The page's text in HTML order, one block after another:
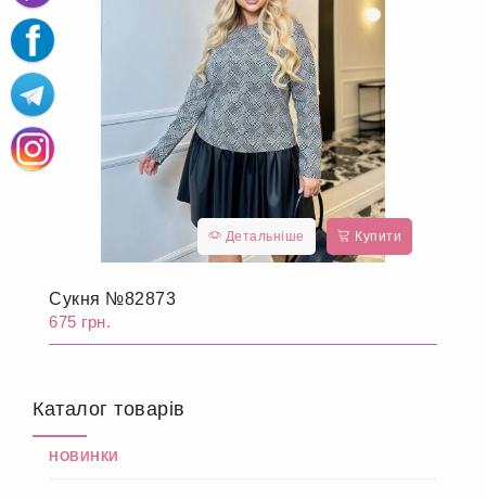
Детальніше Купити
Сукня №82873
675 грн.
Каталог товарів
НОВИНКИ